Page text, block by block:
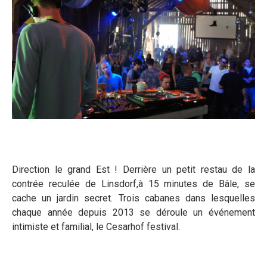
Direction le grand Est ! Derrière un petit restau de la
contrée reculée de Linsdorf,à 15 minutes de Bâle, se
cache un jardin secret. Trois cabanes dans lesquelles
chaque année depuis 2013 se déroule un événement
intimiste et familial, le Cesarhof festival.